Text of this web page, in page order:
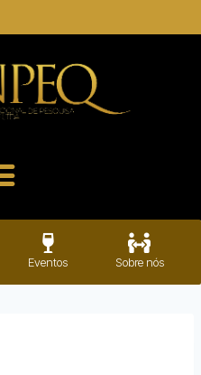
Eventos Sobre nós